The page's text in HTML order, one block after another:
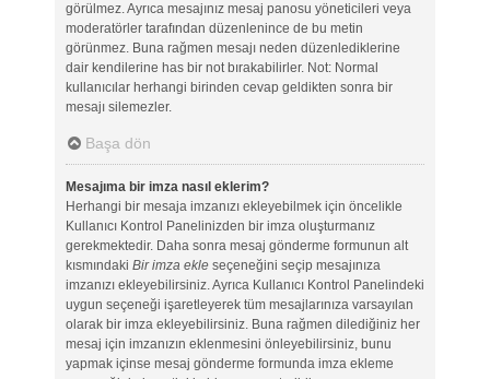
görülmez. Ayrıca mesajınız mesaj panosu yöneticileri veya
moderatörler tarafından düzenlenince de bu metin
görünmez. Buna rağmen mesajı neden düzenlediklerine
dair kendilerine has bir not bırakabilirler. Not: Normal
kullanıcılar herhangi birinden cevap geldikten sonra bir
mesajı silemezler.
Başa dön
Mesajıma bir imza nasıl eklerim?
Herhangi bir mesaja imzanızı ekleyebilmek için öncelikle
Kullanıcı Kontrol Panelinizden bir imza oluşturmanız
gerekmektedir. Daha sonra mesaj gönderme formunun alt
kısmındaki Bir imza ekleseçeneğini seçip mesajınıza
imzanızı ekleyebilirsiniz. Ayrıca Kullanıcı Kontrol Panelindeki
uygun seçeneği işaretleyerek tüm mesajlarınıza varsayılan
olarak bir imza ekleyebilirsiniz. Buna rağmen dilediğiniz her
mesaj için imzanızın eklenmesini önleyebilirsiniz, bunu
yapmak içinse mesaj gönderme formunda imza ekleme